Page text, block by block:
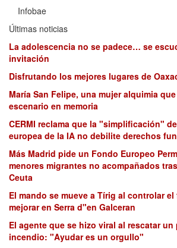
Infobae
Últimas noticias
La adolescencia no se padece… se
invitación
Disfrutando los mejores lugares de
María San Felipe, una mujer alquimia
escenario en memoria
CERMI reclama que la "simplificación"
europea de la IA no debilite derechos
Más Madrid pide un Fondo Europeo
menores migrantes no acompañados
Ceuta
El mando se mueve a Tírig al controlar
mejorar en Serra d"en Galceran
El agente que se hizo viral al rescatar un
incendio: "Ayudar es un orgullo"